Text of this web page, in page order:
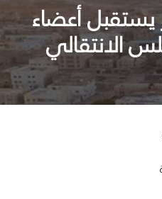
يستقبل أعضاء
الانتقالي